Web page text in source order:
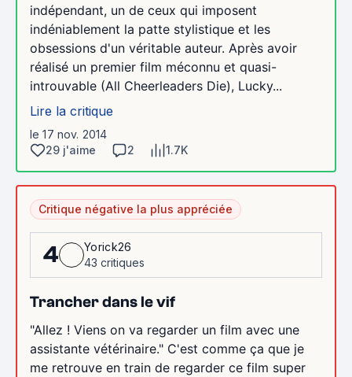
indépendant, un de ceux qui imposent
indéniablement la patte stylistique et les
obsessions d'un véritable auteur. Après avoir
réalisé un premier film méconnu et quasi-
introuvable (All Cheerleaders Die), Lucky...
Lire la critique
le 17 nov. 2014
29 j'aime
2 1.7K
Critique négative la plus appréciée
4
Yorick26
43 critiques
Trancher dans le vif
"Allez ! Viens on va regarder un film avec une
assistante vétérinaire." C'est comme ça que je
me retrouve en train de regarder ce film super